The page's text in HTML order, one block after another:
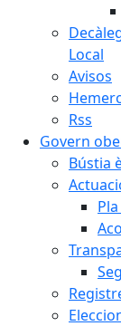
Local
Avisos
Rss
Govern
Bústia